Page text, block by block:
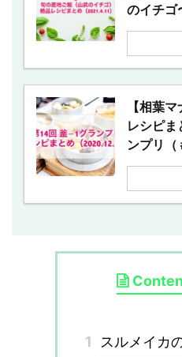
のイチゴ
【相葉
レシピま
ンプリ
1
スルメイカ